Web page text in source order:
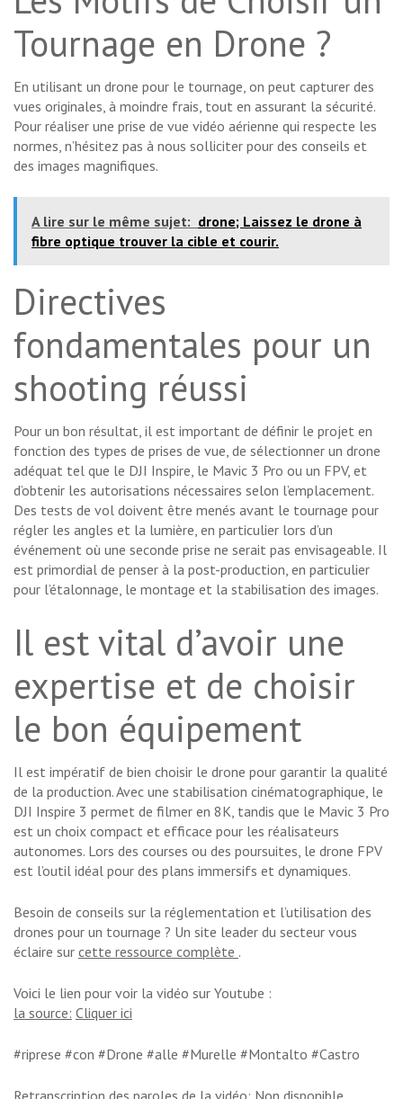
Tournage en Drone ?
En utilisant un drone pour le tournage, on peut capturer des
vues originales, à moindre frais, tout en assurant la sécurité.
Pour réaliser une prise de vue vidéo aérienne qui respecte les
normes, n’hésitez pas à nous solliciter pour des conseils et
des images magnifiques.
A lire sur le même sujet: drone; Laissez le drone à
fibre optique trouver la cible et courir.
Directives
fondamentales pour un
shooting réussi
Pour un bon résultat, il est important de définir le projet en
fonction des types de prises de vue, de sélectionner un drone
adéquat tel que le DJI Inspire, le Mavic 3 Pro ou un FPV, et
d’obtenir les autorisations nécessaires selon l’emplacement.
Des tests de vol doivent être menés avant le tournage pour
régler les angles et la lumière, en particulier lors d’un
événement où une seconde prise ne serait pas envisageable. Il
est primordial de penser à la post-production, en particulier
pour l’étalonnage, le montage et la stabilisation des images.
Il est vital d’avoir une
expertise et de choisir
le bon équipement
Il est impératif de bien choisir le drone pour garantir la qualité
de la production. Avec une stabilisation cinématographique, le
DJI Inspire 3 permet de filmer en 8K, tandis que le Mavic 3 Pro
est un choix compact et efficace pour les réalisateurs
autonomes. Lors des courses ou des poursuites, le drone FPV
est l’outil idéal pour des plans immersifs et dynamiques.
Besoin de conseils sur la réglementation et l’utilisation des
drones pour un tournage ? Un site leader du secteur vous
éclaire sur cette ressource complète .
Voici le lien pour voir la vidéo sur Youtube :
la source: Cliquer ici
#riprese #con #Drone #alle #Murelle #Montalto #Castro
Retranscription des paroles de la vidéo: Non disponible.